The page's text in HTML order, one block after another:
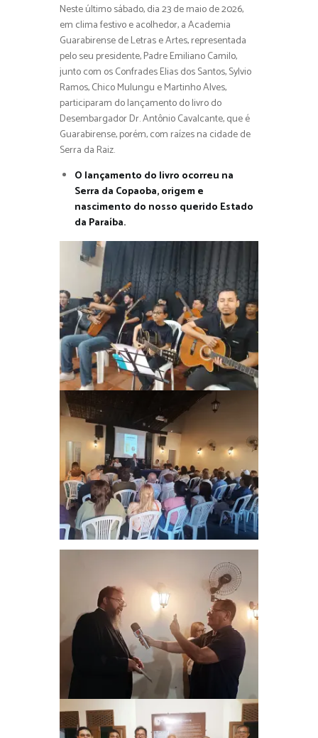
Neste último sábado, dia 23 de maio de 2026,
em clima festivo e acolhedor, a Academia
Guarabirense de Letras e Artes, representada
pelo seu presidente, Padre Emiliano Camilo,
junto com os Confrades Elias dos Santos, Sylvio
Ramos, Chico Mulungu e Martinho Alves,
participaram do lançamento do livro do
Desembargador Dr. Antônio Cavalcante, que é
Guarabirense, porém, com raízes na cidade de
Serra da Raiz.
O lançamento do livro ocorreu na
Serra da Copaoba, origem e
nascimento do nosso querido Estado
da Paraíba.